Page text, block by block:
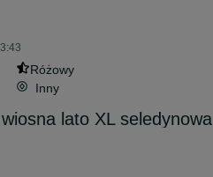
Różowy
Inny
lato XL seledynowa